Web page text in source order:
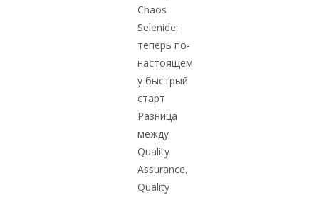
Chaos
Selenide:
теперь по-
настоящем
у быстрый
старт
Разница
между
Quality
Assurance,
Quality